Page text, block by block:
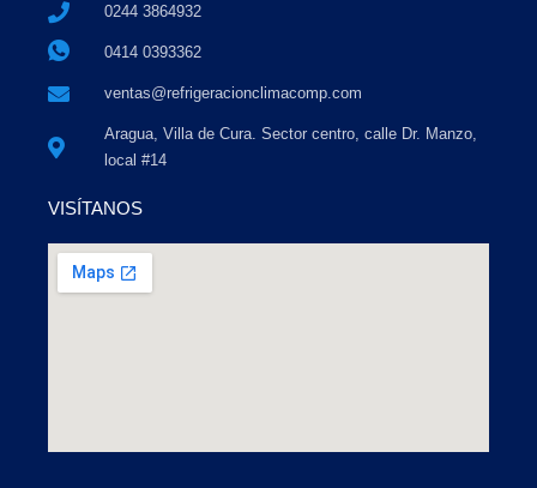
0244 3864932
0414 0393362
ventas@refrigeracionclimacomp.com
Aragua, Villa de Cura. Sector centro, calle Dr. Manzo,
local #14
VISÍTANOS